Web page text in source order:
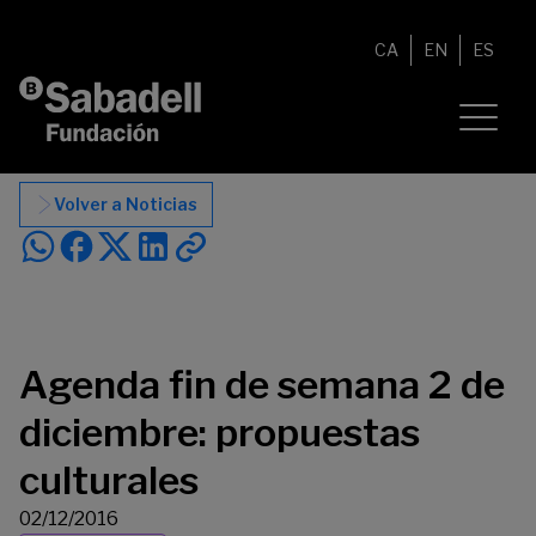
CA EN ES
Volver a Noticias
Agenda fin de semana 2 de
diciembre: propuestas
culturales
02/12/2016